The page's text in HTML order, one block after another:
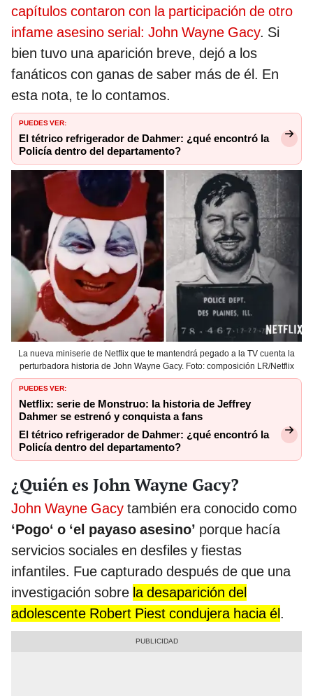
capítulos contaron con la participación de otro
infame asesino serial: John Wayne Gacy. Si
bien tuvo una aparición breve, dejó a los
fanáticos con ganas de saber más de él. En
esta nota, te lo contamos.
PUEDES VER:
El tétrico refrigerador de Dahmer: ¿qué encontró la
Policía dentro del departamento?
La nueva miniserie de Netflix que te mantendrá pegado a la TV cuenta la
perturbadora historia de John Wayne Gacy. Foto: composición LR/Netflix
PUEDES VER:
Netflix: serie de Monstruo: la historia de Jeffrey
Dahmer se estrenó y conquista a fans
El tétrico refrigerador de Dahmer: ¿qué encontró la
Policía dentro del departamento?
¿Quién es John Wayne Gacy?
John Wayne Gacy también era conocido como
‘Pogo‘ o ‘el payaso asesino’ porque hacía
servicios sociales en desfiles y fiestas
infantiles. Fue capturado después de que una
investigación sobre la desaparición del
adolescente Robert Piest condujera hacia él.